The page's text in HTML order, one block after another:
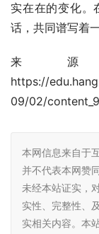
实在在的变化。
话，共同谱写着
来
https://
09/02/
本网信息来自于
并不代表本网赞
未经本站证实，
实性、完整性、
实相关内容。本